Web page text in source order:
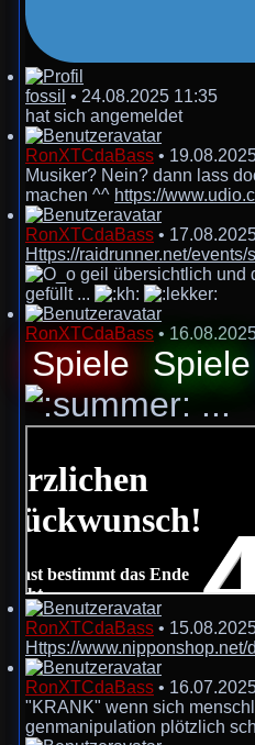
fossil • 24.08.2025 11:35
hat sich angemeldet
RonXTCdaBass •
Musiker? Nein? dann lass
machen ^^ https://
RonXTCdaBass •
Https://raidrunner.net/events/
geil übersichtlich und
gefüllt ...
RonXTCdaBass •
Spiele Spiele
...
RonXTCdaBass •
Https://www.nipponshop.net/
RonXTCdaBass •
"KRANK" wenn sich
genmanipulation plötzlich